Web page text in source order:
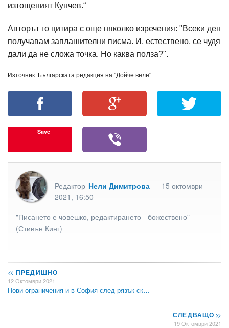
изтощеният Кунчев.“
Авторът го цитира с още няколко изречения: "Всеки ден
получавам заплашителни писма. И, естествено, се чудя
дали да не сложа точка. Но каква полза?".
Източник: Българската редакция на "Дойче веле"
Save
Редактор Нели Димитрова
15 октомври
2021, 16:50
"Писането е човешко, редактирането - божествено"
(Стивън Кинг)
<< ПРЕДИШНО
12 Октомври 2021
Нови ограничения и в София след рязък ск…
СЛЕДВАЩО>>
19 Октомври 2021